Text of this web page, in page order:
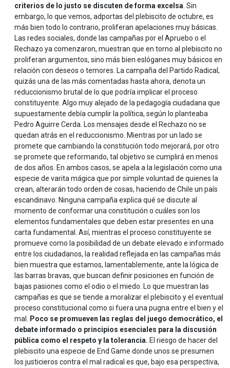
criterios de lo justo se discuten de forma excelsa . Sin
embargo, lo que vemos, adportas del plebiscito de octubre, es
más bien todo lo contrario, proliferan apelaciones muy básicas.
Las redes sociales, donde las campañas por el Apruebo o el
Rechazo ya comenzaron, muestran que en torno al plebiscito no
proliferan argumentos, sino más bien eslóganes muy básicos en
relación con deseos o temores. La campaña del Partido Radical,
quizás una de las más comentadas hasta ahora, denota un
reduccionismo brutal de lo que podría implicar el proceso
constituyente. Algo muy alejado de la pedagogía ciudadana que
supuestamente debía cumplir la política, según lo planteaba
Pedro Aguirre Cerda. Los mensajes desde el Rechazo no se
quedan atrás en el reduccionismo. Mientras por un lado se
promete que cambiando la constitución todo mejorará, por otro
se promete que reformando, tal objetivo se cumplirá en menos
de dos años. En ambos casos, se apela a la legislación como una
especie de varita mágica que por simple voluntad de quienes la
crean, alterarán todo orden de cosas, haciendo de Chile un país
escandinavo. Ninguna campaña explica qué se discute al
momento de conformar una constitución o cuáles son los
elementos fundamentales que deben estar presentes en una
carta fundamental. Así, mientras el proceso constituyente se
promueve como la posibilidad de un debate elevado e informado
entre los ciudadanos, la realidad reflejada en las campañas más
bien muestra que estamos, lamentablemente, ante la lógica de
las barras bravas, que buscan definir posiciones en función de
bajas pasiones como el odio o el miedo. Lo que muestran las
campañas es que se tiende a moralizar el plebiscito y el eventual
proceso constitucional como si fuera una pugna entre el bien y el
mal.
Poco se promueven las reglas del juego democrático, el
debate informado o principios esenciales para la discusión
pública como el respeto y la tolerancia. El riesgo de hacer del
plebiscito una especie de End Game donde unos se presumen
los justicieros contra el mal radical es que, bajo esa perspectiva,